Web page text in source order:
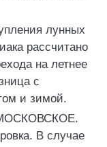
лунных
рассчитано
на летнее
с
и зимой.
В случае